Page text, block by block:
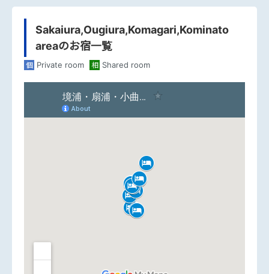
Sakaiura,Ougiura,Komagari,Kominato
areaのお宿一覧
個 Private room 相 Shared room